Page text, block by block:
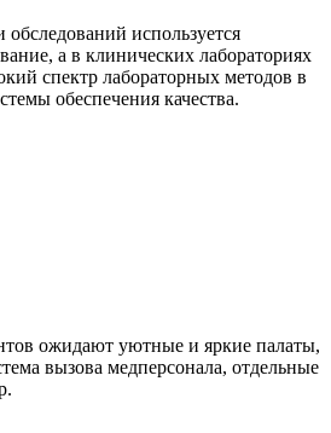
используется
а в клинических лабораториях
спектр лабораторных методов в
обеспечения качества.
ожидают уютные и яркие палаты,
вызова медперсонала, отдельные